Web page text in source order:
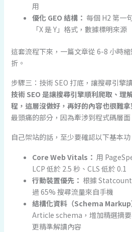
用
優化 GEO 結構： 每個 H2 第一
「X 是 Y」格式，數據標明來源
這套流程下來，一篇文章從 6-8 小時
折。
步驟三：技術 SEO 打底，讓搜尋引擎
技術 SEO 是讓搜尋引擎順利爬取、理
程，這層沒做好，再好的內容也很難拿
最頭痛的部分，因為牽涉到程式碼層面
自己架站的話，至少要確認以下基本功
Core Web Vitals： 用
LCP 低於 2.5 秒、CLS 低於 0.1
行動裝置優先： 根據
過 65% 搜尋流量來自手機
結構化資料（Schema Markup
Article schema，增加精選摘
更精準解讀內容